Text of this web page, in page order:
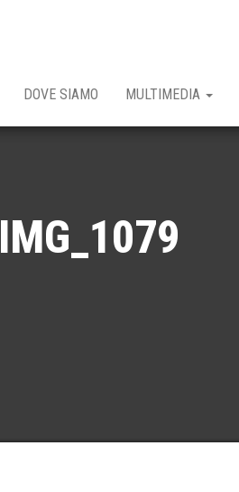
DOVE SIAMO MULTIMEDIA
IMG_1079